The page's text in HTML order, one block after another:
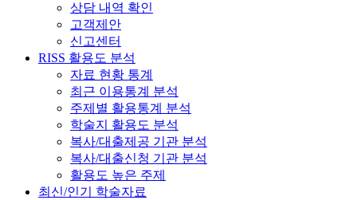
상담 내역 확인
고객제안
신고센터
RISS 활용도 분석
자료 현황 통계
최근 이용통계 분석
주제별 활용통계 분석
학술지 활용도 분석
복사/대출제공 기관 분석
복사/대출신청 기관 분석
활용도 높은 주제
최신/인기 학술자료